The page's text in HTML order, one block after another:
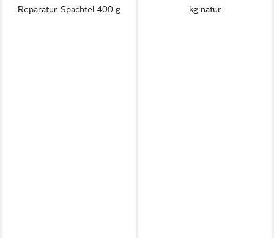
Reparatur-Spachtel 400 g
kg natur